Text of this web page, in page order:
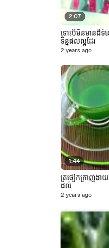
2:07
ទោះបីមិនមានដីទំ
ទិន្នផលល្អដែរ
2 years ago
1:44
ត្រចៀកក្រាញ់ងា
ដល់
2 years ago